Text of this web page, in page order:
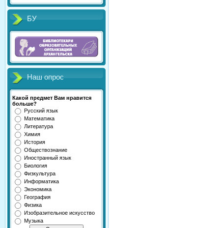
БУ
Наш опрос
Какой предмет Вам нравится
больше?
Русский язык
Математика
Литература
Химия
История
Обществознание
Иностранный язык
Биология
Физкультура
Информатика
Экономика
География
Физика
Изобразительное искусство
Музыка